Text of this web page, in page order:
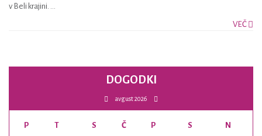
v Beli krajini. ...
VEČ
DOGODKI
avgust 2026
P T S Č P S N